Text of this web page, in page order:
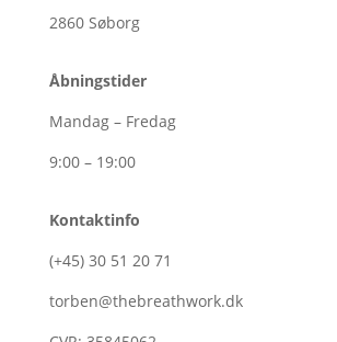
2860 Søborg
Åbningstider
Mandag – Fredag
9:00 – 19:00
Kontaktinfo
(+45) 30 51 20 71
torben@thebreathwork.dk